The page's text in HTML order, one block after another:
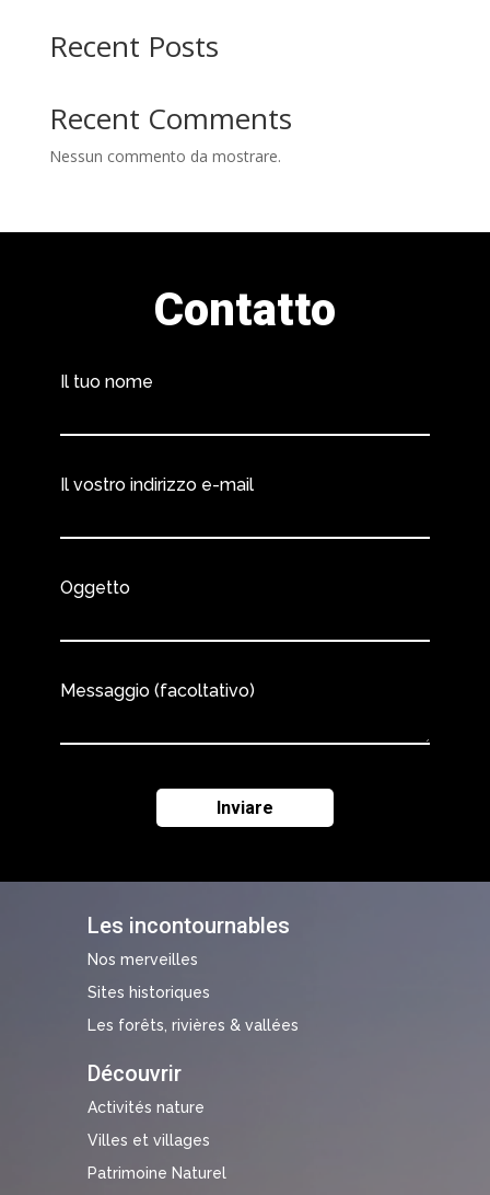
Recent Posts
Recent Comments
Nessun commento da mostrare.
Les incontournables
Nos merveilles
Sites historiques
Les forêts, rivières & vallées
Découvrir
Activités nature
Villes et villages
Patrimoine Naturel
Contatto
Il tuo nome
Il vostro indirizzo e-mail
Oggetto
Messaggio (facoltativo)